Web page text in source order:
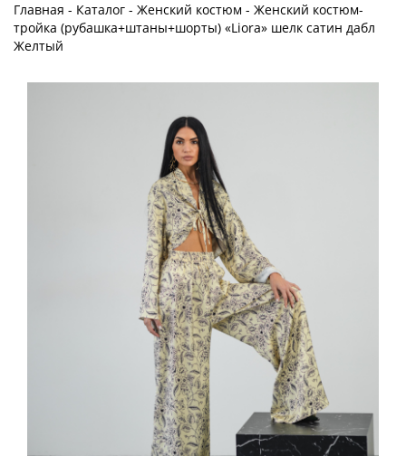
Главная - Каталог - Женский костюм - Женский костюм-
тройка (рубашка+штаны+шорты) «Liora» шелк сатин дабл
Желтый